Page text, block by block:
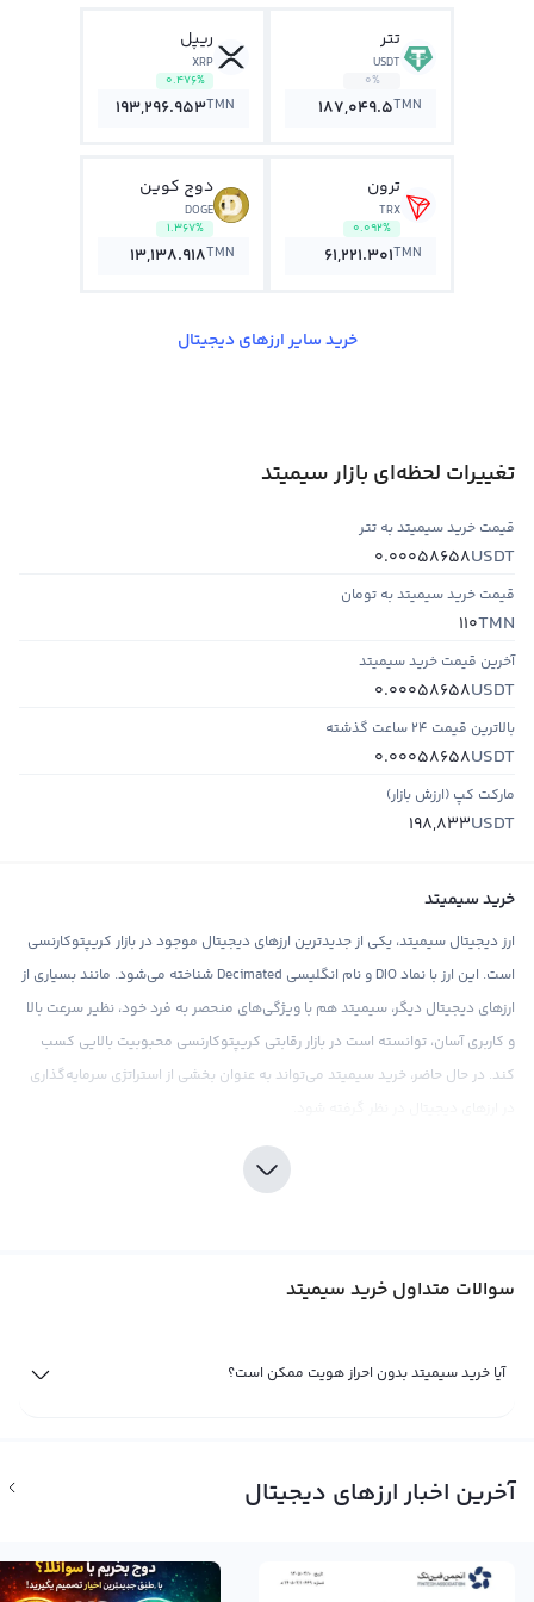
تتر
USDT
0%
187,049.5TMN
ریپل
XRP
0.476%
193,296.953TMN
ترون
TRX
0.092%
61,221.301TMN
دوج کوین
DOGE
1.367%
13,138.918TMN
خرید سایر ارزهای دیجیتال
تغییرات لحظه‌ای بازار سیمیتد
قیمت خرید سیمیتد به تتر
USDT
0.00058658
قیمت خرید سیمیتد به تومان
TMN
110
آخرین قیمت خرید سیمیتد
USDT
0.00058658
بالاترین قیمت ۲۴ ساعت گذشته
USDT
0.00058658
مارکت کپ (ارزش بازار)
USDT
198,833
خرید سیمیتد
ارز دیجیتال سیمیتد، یکی از جدیدترین ارزهای دیجیتال موجود در بازار کریپتوکارنسی
است. این ارز با نماد DIO و نام انگلیسی Decimated شناخته می‌شود. مانند بسیاری از
ارزهای دیجیتال دیگر، سیمیتد هم با ویژگی‌های منحصر به فرد خود، نظیر سرعت بالا
و کاربری آسان، توانسته است در بازار رقابتی کریپتوکارنسی محبوبیت بالایی کسب
کند. در حال حاضر، خرید سیمیتد می‌تواند به عنوان بخشی از استراتژی سرمایه‌گذاری
با توجه به روند رشد سیمیتد در بازار ارزهای دیجیتال، صرافی‌های مختلفی این ارز را در
لیست ارزهای خود قرار داده‌اند. در صرافی رابکس نیز شما می‌توانید با اطمینان خاطر،
ابزارهای تحلیلی و اطلاعات مفیدی در این صرافی برای کمک به کاربران در فرآیند خرید
سیمیتد، با نماد تجاری DIO و نام انگلیسی Decimated، یکی از این ارزهای دیجیتال
سوالات متداول خرید سیمیتد
آیا خرید سیمیتد بدون احراز هویت ممکن است؟
آخرین اخبار ارزهای دیجیتال